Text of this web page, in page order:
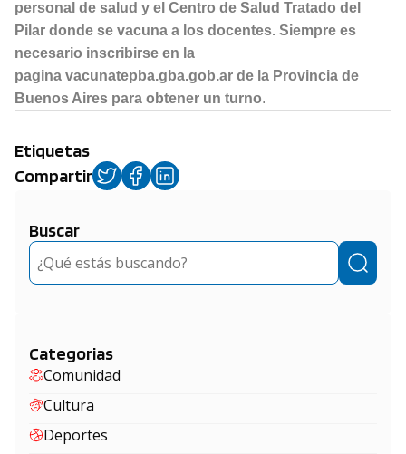
personal de salud y el Centro de Salud Tratado del
Pilar donde se vacuna a los docentes. Siempre es
necesario inscribirse en la
pagina vacunatepba.gba.gob.ar de la Provincia de
Buenos Aires para obtener un turno.
Etiquetas
Compartir
Buscar
Buscar
Categorias
Comunidad
Cultura
Deportes